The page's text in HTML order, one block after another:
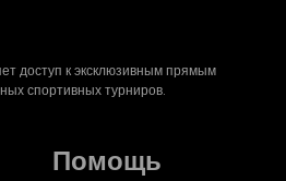
доступ к эксклюзивным прямым
спортивных турниров.
Помощь